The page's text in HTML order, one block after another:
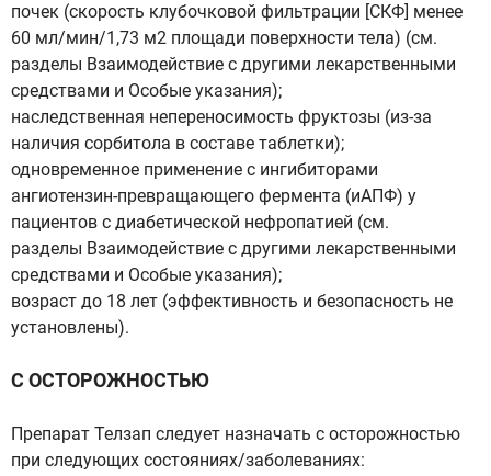
почек (скорость клубочковой фильтрации [СКФ] менее
60 мл/мин/1,73 м2 площади поверхности тела) (см.
разделы Взаимодействие с другими лекарственными
средствами и Особые указания);
наследственная непереносимость фруктозы (из-за
наличия сорбитола в составе таблетки);
одновременное применение с ингибиторами
ангиотензин-превращающего фермента (иАПФ) у
пациентов с диабетической нефропатией (см.
разделы Взаимодействие с другими лекарственными
средствами и Особые указания);
возраст до 18 лет (эффективность и безопасность не
установлены).
С ОСТОРОЖНОСТЬЮ
Препарат Телзап следует назначать с осторожностью
при следующих состояниях/заболеваниях: